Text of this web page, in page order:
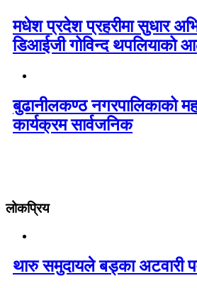
मधेश प्रदेश प्रहरीमा सुधार
डिआईजी गोविन्द थपलियाको
बुढानीलकण्ठ नगरपालिकाको
कार्यक्रम सार्वजनिक
लोकप्रिय
थारु समुदायले बड्का अटवारी